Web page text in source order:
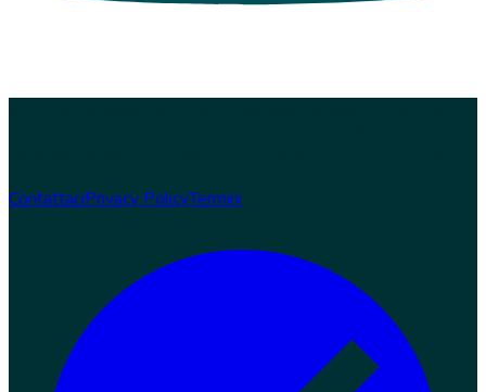
ContattaciPrivacy PolicyTermini